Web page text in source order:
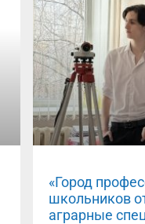
«Город
школьников
аграрные